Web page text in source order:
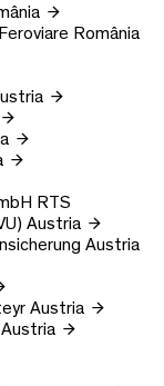
România
RTS
Austria
Austria
Austria
Austria